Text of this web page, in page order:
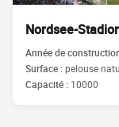
Nordsee-
Année de
Surface :pelouse
Capacité : 10000